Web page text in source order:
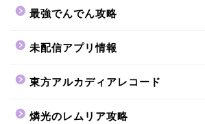
最強でんでん攻略
未配信アプリ情報
東方アルカディアレコード
燐光のレムリア攻略